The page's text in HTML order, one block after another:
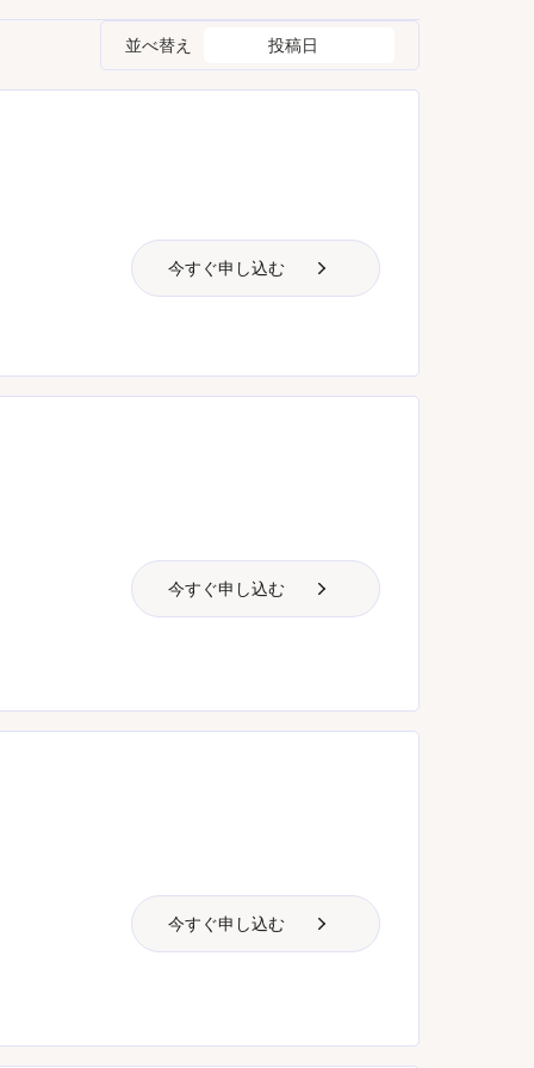
並べ替え 投稿日
今すぐ申し込む
今すぐ申し込む
今すぐ申し込む